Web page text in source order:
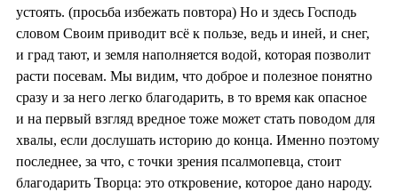
устоять. (просьба избежать повтора) Но и здесь Господь
словом Своим приводит всё к пользе, ведь и иней, и снег,
и град тают, и земля наполняется водой, которая позволит
расти посевам. Мы видим, что доброе и полезное понятно
сразу и за него легко благодарить, в то время как опасное
и на первый взгляд вредное тоже может стать поводом для
хвалы, если дослушать историю до конца. Именно поэтому
последнее, за что, с точки зрения псалмопевца, стоит
благодарить Творца: это откровение, которое дано народу.